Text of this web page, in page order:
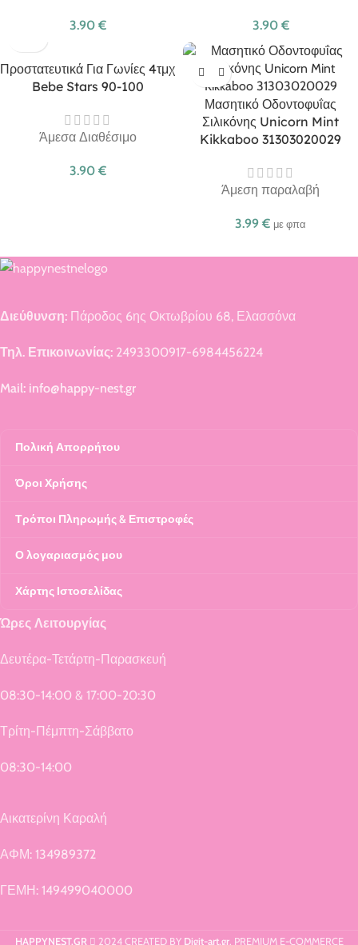
3.90 € 3.90 €
Προστατευτικά Για Γωνίες 4τμχ
Bebe Stars 90-100
Άμεσα Διαθέσιμο
3.90 €
Μασητικό Οδοντοφυΐας
Σιλικόνης Unicorn Mint
Kikkaboo 31303020029
Άμεση παραλαβή
3.99 € με φπα
Διεύθυνση: Πάροδος 6ης Οκτωβρίου 68, Ελασσόνα
Τηλ. Επικοινωνίας: 2493300917-6984456224
Mail: info@happy-nest.gr
Πολική Απορρήτου
Όροι Χρήσης
Τρόποι Πληρωμής & Επιστροφές
Ο λογαριασμός μου
Χάρτης Ιστοσελίδας
Ώρες Λειτουργίας
Δευτέρα-Τετάρτη-Παρασκευή
08:30-14:00 & 17:00-20:30
Τρίτη-Πέμπτη-Σάββατο
08:30-14:00
Αικατερίνη Καραλή
ΑΦΜ: 134989372
ΓΕΜΗ: 149499040000
HAPPYNEST.GR 2024 CREATED BY Digit-art.gr. PREMIUM E-COMMERCE